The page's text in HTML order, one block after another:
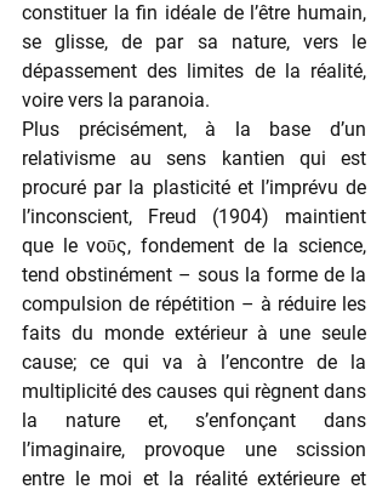
constituer la fin idéale de l’être humain,
se glisse, de par sa nature, vers le
dépassement des limites de la réalité,
voire vers la paranoia.
Plus précisément, à la base d’un
relativisme au sens kantien qui est
procuré par la plasticité et l’imprévu de
l’inconscient, Freud (1904) maintient
que le νοῡς, fondement de la science,
tend obstinément – sous la forme de la
compulsion de répétition – à réduire les
faits du monde extérieur à une seule
cause; ce qui va à l’encontre de la
multiplicité des causes qui règnent dans
la nature et, s’enfonçant dans
l’imaginaire, provoque une scission
entre le moi et la réalité extérieure et